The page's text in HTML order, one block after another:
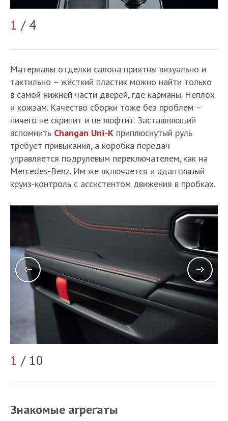
1 / 4
Материалы отделки салона приятны визуально и
тактильно – жёсткий пластик можно найти только
в самой нижней части дверей, где карманы. Неплох
и кожзам. Качество сборки тоже без проблем –
ничего не скрипит и не люфтит. Заставляющий
вспомнить Changan Uni-K приплюснутый руль
требует привыкания, а коробка передач
управляется подрулевым переключателем, как на
Mercedes-Benz. Им же включается и адаптивный
круиз-контроль с ассистентом движения в пробках.
1 / 10
Знакомые агрегаты